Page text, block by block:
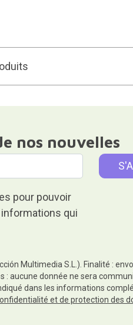
nos nouvelles
pour pouvoir
qui
Multimedia S.L.). Finalité :
aucune donnée ne sera
dans les informations
et de protection des